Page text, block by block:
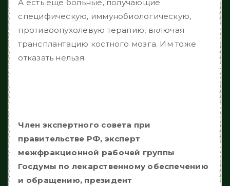
А есть еще больные, получающие
специфическую, иммунобиологическую,
противоопухолевую терапию, включая
трансплантацию костного мозга. Им тоже
отказать нельзя.
Член экспертного совета при
правительстве РФ, эксперт
межфракционной рабочей группы
Госдумы по лекарственному обеспечению
и обращению, президент